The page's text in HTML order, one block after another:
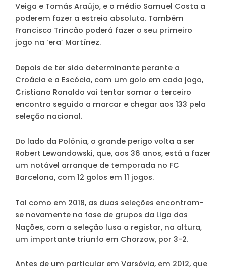
Veiga e Tomás Araújo, e o médio Samuel Costa a
poderem fazer a estreia absoluta. Também
Francisco Trincão poderá fazer o seu primeiro
jogo na ‘era’ Martínez.
Depois de ter sido determinante perante a
Croácia e a Escócia, com um golo em cada jogo,
Cristiano Ronaldo vai tentar somar o terceiro
encontro seguido a marcar e chegar aos 133 pela
seleção nacional.
Do lado da Polónia, o grande perigo volta a ser
Robert Lewandowski, que, aos 36 anos, está a fazer
um notável arranque de temporada no FC
Barcelona, com 12 golos em 11 jogos.
Tal como em 2018, as duas seleções encontram-
se novamente na fase de grupos da Liga das
Nações, com a seleção lusa a registar, na altura,
um importante triunfo em Chorzow, por 3-2.
Antes de um particular em Varsóvia, em 2012, que